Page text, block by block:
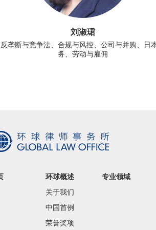
刘淑珺
反垄断与竞争法、合规与风控、公司与并购、日
务、劳动与雇佣
环球概述
关于我们
中国首例
荣誉奖项
专业领域